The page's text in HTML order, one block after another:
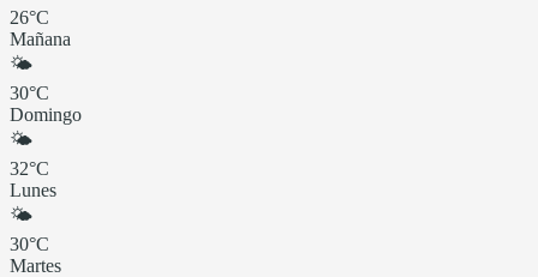
26°C
Mañana
🌤
30°C
Domingo
🌤
32°C
Lunes
🌤
30°C
Martes